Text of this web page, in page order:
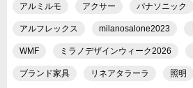
アルミルモ アクサー パナソニック
アルフレックス milanosalone2023
WMF ミラノデザインウィーク2026
ブランド家具 リネアタラーラ 照明